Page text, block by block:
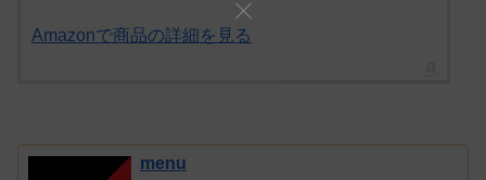
Amazonで商品の詳細を見る
menu